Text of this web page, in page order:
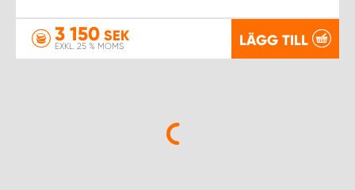
3 150 SEK
EXKL. 25 % MOMS LÄGG TILL